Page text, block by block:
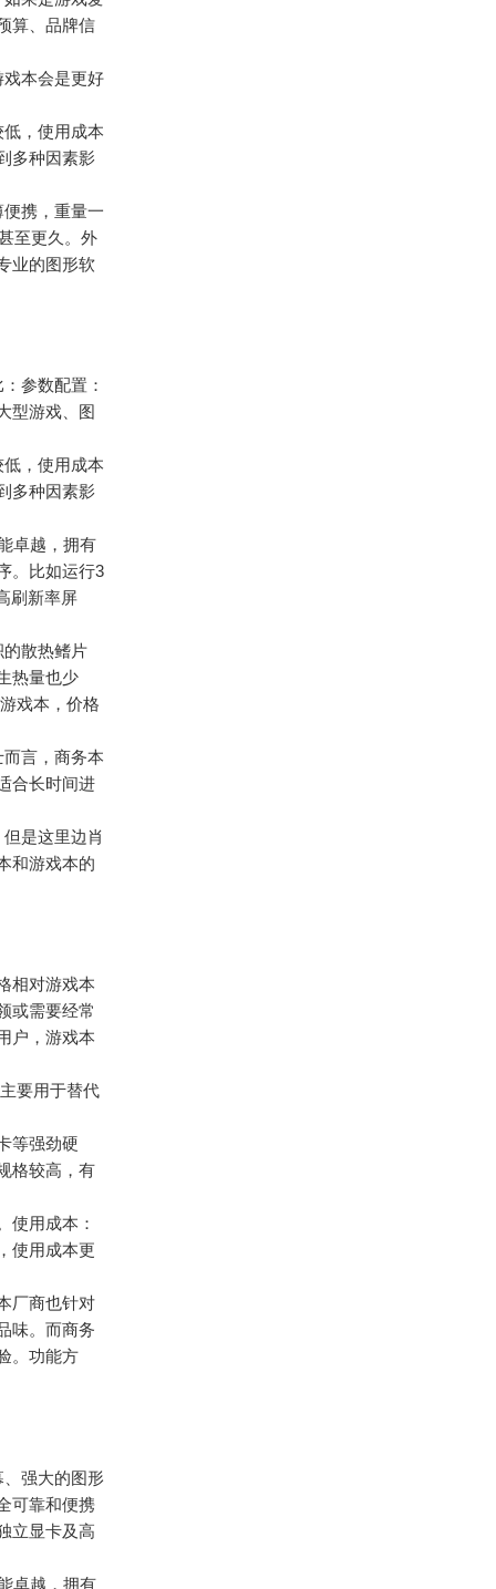
算、品牌信
本会是更好
，使用成本
多种因素影
携，重量一
至更久。外
业的图形软
参数配置：
型游戏、图
，使用成本
多种因素影
卓越，拥有
。比如运行3
刷新率屏
散热鳍片
热量也少
戏本，价格
言，商务本
合长时间进
是这里边肖
和游戏本的
相对游戏本
或需要经常
户，游戏本
要用于替代
等强劲硬
格较高，有
使用成本：
使用成本更
厂商也针对
味。而商务
。功能方
强大的图形
可靠和便携
立显卡及高
卓越，拥有